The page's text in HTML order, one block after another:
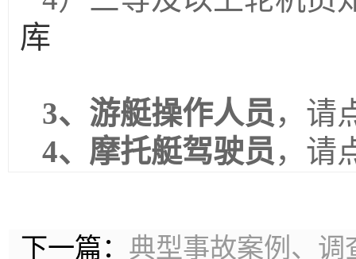
库
3、游艇操作人员 ， 请
4、摩托艇驾驶员 ， 请
下一篇： 典型事故案例、调